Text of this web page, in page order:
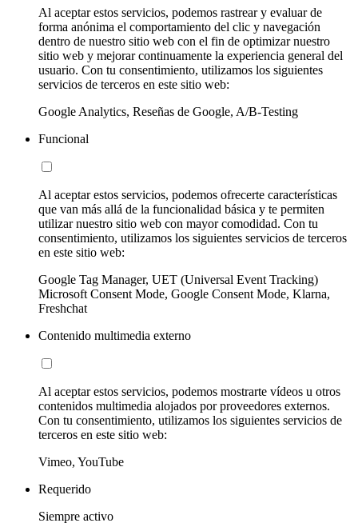
Al aceptar estos servicios, podemos rastrear y evaluar de
forma anónima el comportamiento del clic y navegación
dentro de nuestro sitio web con el fin de optimizar nuestro
sitio web y mejorar continuamente la experiencia general del
usuario. Con tu consentimiento, utilizamos los siguientes
servicios de terceros en este sitio web:
Google Analytics, Reseñas de Google, A/B-Testing
Funcional
Al aceptar estos servicios, podemos ofrecerte características
que van más allá de la funcionalidad básica y te permiten
utilizar nuestro sitio web con mayor comodidad. Con tu
consentimiento, utilizamos los siguientes servicios de terceros
en este sitio web:
Google Tag Manager, UET (Universal Event Tracking)
Microsoft Consent Mode, Google Consent Mode, Klarna,
Freshchat
Contenido multimedia externo
Al aceptar estos servicios, podemos mostrarte vídeos u otros
contenidos multimedia alojados por proveedores externos.
Con tu consentimiento, utilizamos los siguientes servicios de
terceros en este sitio web:
Vimeo, YouTube
Requerido
Siempre activo